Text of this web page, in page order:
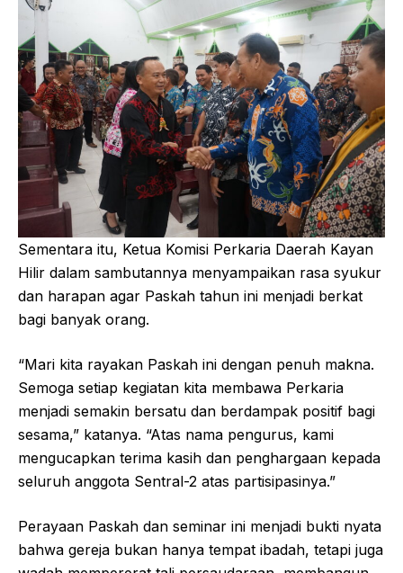
Sementara itu, Ketua Komisi Perkaria Daerah Kayan
Hilir dalam sambutannya menyampaikan rasa syukur
dan harapan agar Paskah tahun ini menjadi berkat
bagi banyak orang.
“Mari kita rayakan Paskah ini dengan penuh makna.
Semoga setiap kegiatan kita membawa Perkaria
menjadi semakin bersatu dan berdampak positif bagi
sesama,” katanya. “Atas nama pengurus, kami
mengucapkan terima kasih dan penghargaan kepada
seluruh anggota Sentral-2 atas partisipasinya.”
Perayaan Paskah dan seminar ini menjadi bukti nyata
bahwa gereja bukan hanya tempat ibadah, tetapi juga